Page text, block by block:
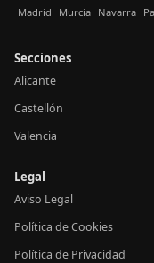
Madrid Murcia Navarra
Secciones
Alicante
Castellón
Valencia
Legal
Aviso Legal
Política de Cookies
Política de Privacidad